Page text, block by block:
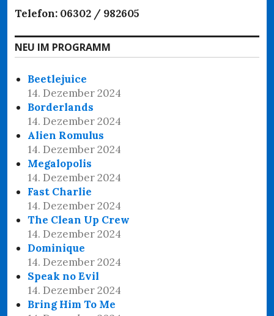
Telefon: 06302 / 982605
NEU IM PROGRAMM
Beetlejuice
14. Dezember 2024
Borderlands
14. Dezember 2024
Alien Romulus
14. Dezember 2024
Megalopolis
14. Dezember 2024
Fast Charlie
14. Dezember 2024
The Clean Up Crew
14. Dezember 2024
Dominique
14. Dezember 2024
Speak no Evil
14. Dezember 2024
Bring Him To Me